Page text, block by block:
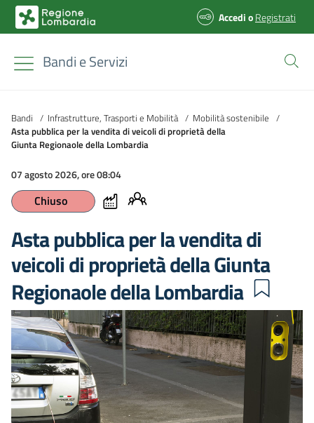
AccedioRegistrati
Bandi e Servizi
Bandi / Infrastrutture, Trasporti e Mobilità / Mobilità sostenibile /
Asta pubblica per la vendita di veicoli di proprietà della
Giunta Regionaole della Lombardia
07 agosto 2026, ore 08:04
Chiuso
Asta pubblica per la vendita di
veicoli di proprietà della Giunta
Regionaole della Lombardia